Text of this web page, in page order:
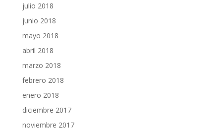
julio 2018
junio 2018
mayo 2018
abril 2018
marzo 2018
febrero 2018
enero 2018
diciembre 2017
noviembre 2017